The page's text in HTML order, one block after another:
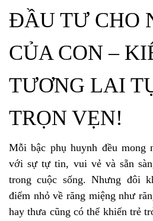
ĐẦU TƯ CHO
CỦA CON –
TƯƠNG LAI
TRỌN VẸN!
Mỗi bậc phụ huynh đều mong
với sự tự tin, vui vẻ và sẵn
trong cuộc sống. Nhưng đôi
điểm nhỏ về răng miệng như
hay thưa cũng có thể khiến trẻ